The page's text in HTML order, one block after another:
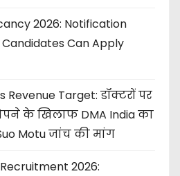
2026: Notification
Candidates Can Apply
Target: डॉक्टरों पर
के खिलाफ DMA India का
Motu जांच की मांग
2026: